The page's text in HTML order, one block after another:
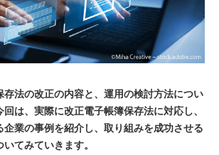
法の改正の内容と、運用の検討方法につい
は、実際に改正電子帳簿保存法に対応し、
業の事例を紹介し、取り組みを成功させる
てみていきます。